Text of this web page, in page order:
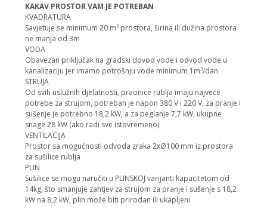
KAKAV PROSTOR VAM JE POTREBAN
KVADRATURA
Savjetuje se minimum 20 m² prostora, širina ili dužina prostora
ne manja od 3m
VODA
Obavezan priključak na gradski dovod vode i odvod vode u
kanalizaciju jer imamo potrošnju vode minimum 1m³/dan
STRUJA
Od svih uslužnih djelatnosti, praonice rublja imaju najveće
potrebe za strujom, potreban je napon 380 V i 220 V, za pranje i
sušenje je potrebno 18,2 kW, a za peglanje 7,7 kW, ukupne
snage 28 kW (ako radi sve istovremeno)
VENTILACIJA
Prostor sa mogućnosti odvoda zraka 2xØ100 mm iz prostora
za sušilice rublja
PLIN
Sušilice se mogu naručiti u PLINSKOJ varijanti kapacitetom od
14kg, što smanjuje zahtjev za strujom za pranje i sušenje s 18,2
kW na 8,2 kW, plin može biti prirodan ili ukapljeni